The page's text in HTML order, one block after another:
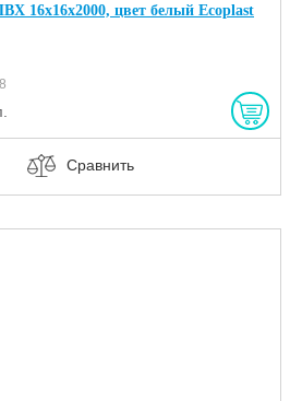
16х16х2000, цвет белый Ecoplast
Сравнить